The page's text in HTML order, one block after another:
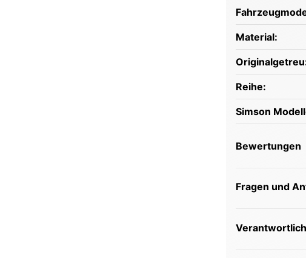
Material:
Reihe:
Simson
Bewertungen
Fragen und